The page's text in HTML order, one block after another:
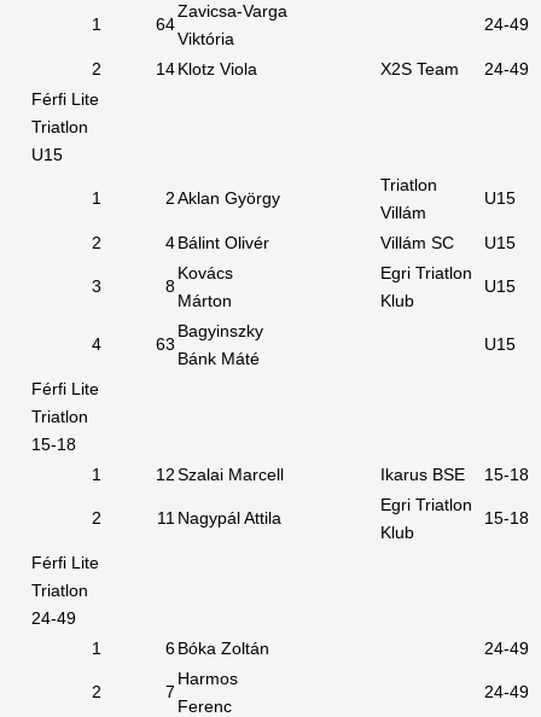
1 64
Zavicsa-Varga
Viktória
24-49
2 14Klotz Viola X2S Team
24-49
Férfi Lite
Triatlon
U15
1 2Aklan György
Triatlon
Villám
U15
2 4Bálint Olivér Villám SC U15
3 8
Kovács
Márton
Egri Triatlon
Klub
U15
4 63
Bagyinszky
Bánk Máté
U15
Férfi Lite
Triatlon
15-18
1
12Szalai Marcell Ikarus BSE 15-18
2 11 Nagypál Attila
Egri Triatlon
Klub
15-18
Férfi Lite
Triatlon
24-49
1
6Bóka Zoltán 24-49
2 7
Harmos
Ferenc
24-49